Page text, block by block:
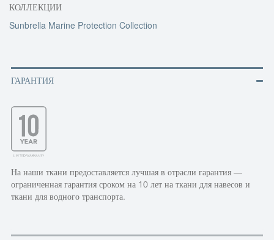
КОЛЛЕКЦИИ
Sunbrella Marine Protection Collection
ГАРАНТИЯ
На наши ткани предоставляется лучшая в отрасли гарантия —
ограниченная гарантия сроком на 10 лет на ткани для навесов и
ткани для водного транспорта.